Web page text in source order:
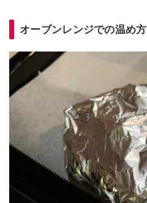
オーブンレンジでの温め方